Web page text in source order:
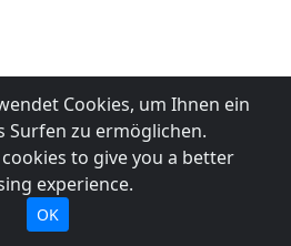
Cookies, um Ihnen ein
Surfen zu ermöglichen.
to give you a better
experience.
OK